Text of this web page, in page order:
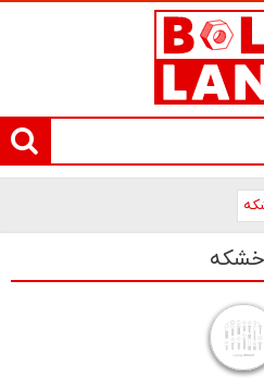
های صنعتی بولتز لند | سرزمین پیچ